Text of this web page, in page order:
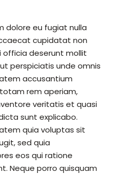
dolore eu fugiat nulla
cupidatat non
officia deserunt mollit
perspiciatis unde omnis
accusantium
rem aperiam,
veritatis et quasi
sunt explicabo.
quia voluptas sit
sed quia
eos qui ratione
Neque porro quisquam